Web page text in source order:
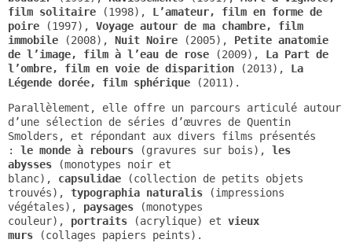
film solitaire (1998), L’amateur, film en forme de
poire (1997), Voyage autour de ma chambre, film
immobile (2008), Nuit Noire (2005), Petite anatomie
de l’image, film à l’eau de rose (2009), La Part de
l’ombre, film en voie de disparition (2013), La
Légende dorée, film sphérique (2011).
Parallèlement, elle offre un parcours articulé autour
d’une sélection de séries d’œuvres de Quentin
Smolders, et répondant aux divers films présentés
: le monde à rebours (gravures sur bois), les
abysses
(monotypes noir et
blanc), capsulidae (collection de petits objets
trouvés), typographia naturalis (impressions
végétales), paysages (monotypes
couleur), portraits (acrylique) et vieux
murs (collages papiers peints).